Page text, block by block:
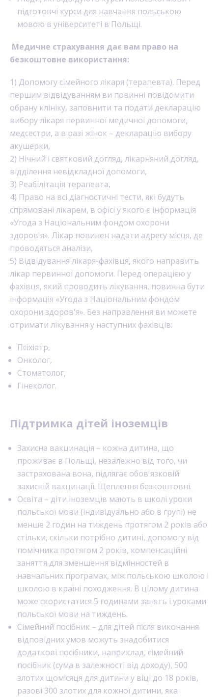
підготовчі курси для навчання польською
мовою в університеті в Польщі.
Медичне страхування дає вам право на
безкоштовне використання:
1) Допомогу сімейного лікаря (терапевта). Перед
першим відвідуванням ви повинні повідомити
обрану клініку, заповнити та подати декларацію
вибору лікаря первинної медичної допомоги,
медсестри, а в разі жінок – декларацію вибору
акушерки,
2) Нічний і святковий догляд, лікарняний догляд,
відділення невідкладної допомоги,
3) Реабілітація терапевта,
4) Право на всі діагностичні тести, які будуть
спрямовані лікарем, в офісі у якого є інформація
«Угода з Національним фондом охорони
здоров'я». Лікар повинен надати адресу місця, де
проводяться аналізи,
5) Відвідування лікаря-фахівця, якого направить
лікар первинної допомоги. Перед операцією у
фахівця, який проводить лікування, повинна бути
інформація «Угода з Національним фондом
охорони здоров'я». Без направлення ви можете
отримати лікування у наступних фахівців:
Псіхіатр,
Онколог,
Стоматолог,
Гінеколог.
Підтримка дітей іноземців
Захисна вакцинація – кожна дитина, що
проживає в Польщі, незалежно від того, чи
застрахована вона, підлягає обов'язковій
захисній вакцинації. Щеплення безкоштовні.
Освіта – діти іноземців мають в школі уроки
польської мови (індивідуально або в групі) не
менше 2 годин на тиждень протягом 2 років або
стільки, скільки потрібно дитині, допомогу від
помічника протягом 2 років, компенсаційні
заняття для зменшення відмінностей в
навчальних програмах, між польською школою і
школою в країні походження. В цілому дитина
може скористатися 5 годинами занять і уроками
польської мови на тиждень.
Сімейний посібник – для дітей після виконання
відповідних умов можуть знадобитися
додаткові посібники, наприклад, сімейний
посібник (сума в залежності від доходу), 500
злотих щомісяця для дитини у віці до 18 років,
разові 300 злотих для кожної дитини, яка